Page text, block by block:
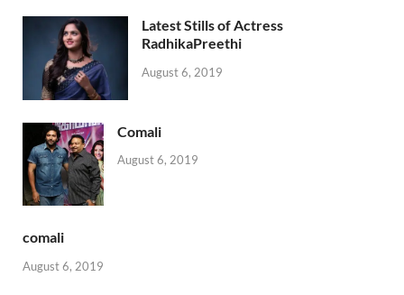
Latest Stills of Actress
RadhikaPreethi
August 6, 2019
Comali
August 6, 2019
comali
August 6, 2019